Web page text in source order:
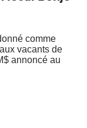
comme
vacants de
annoncé au